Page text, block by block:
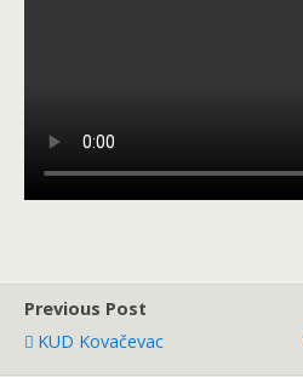
Previous Post
KUD Kovačevac